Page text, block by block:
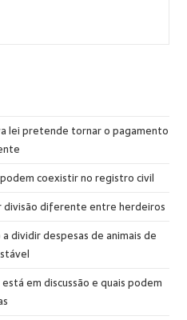
lei pretende tornar o pagamento
coexistir no registro civil
divisão diferente entre herdeiros
dividir despesas de animais de
em discussão e quais podem